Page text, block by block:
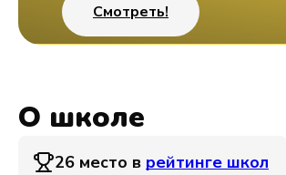
Смотреть!
О школе
26 место в рейтинге школ